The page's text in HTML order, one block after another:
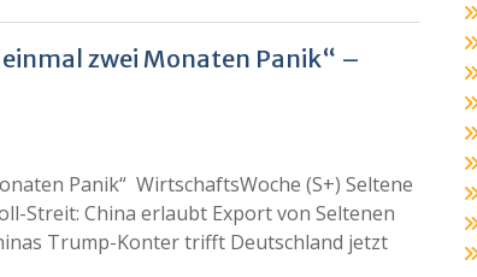
zwei Monaten Panik“ –
Panik“ WirtschaftsWoche (S+) Seltene
Streit: China erlaubt Export von Seltenen
Trump-Konter trifft Deutschland jetzt